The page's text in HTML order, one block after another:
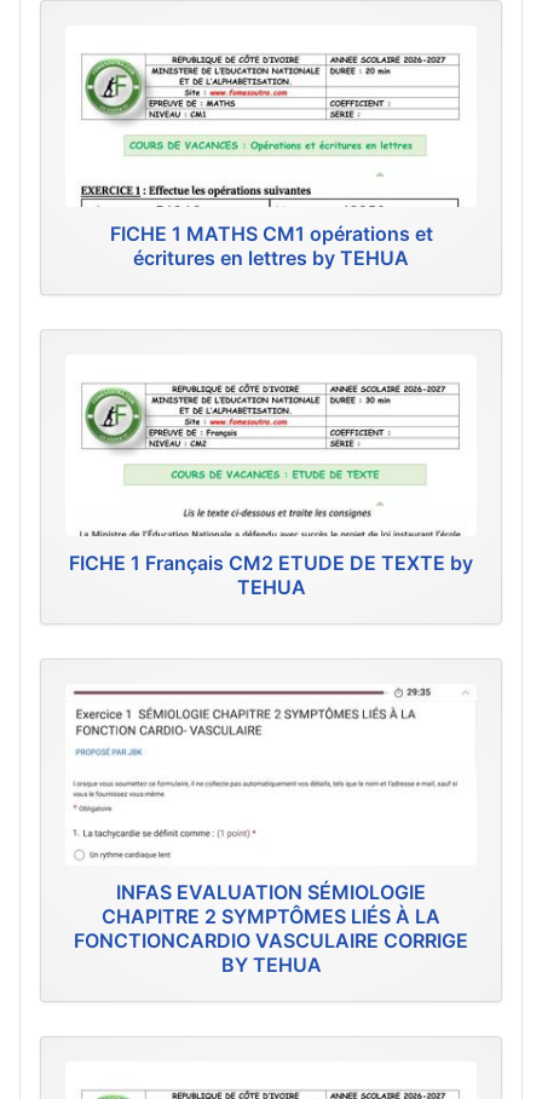
FICHE 1 MATHS CM1 opérations et
écritures en lettres by TEHUA
FICHE 1 Français CM2 ETUDE DE TEXTE by
TEHUA
INFAS EVALUATION SÉMIOLOGIE
CHAPITRE 2 SYMPTÔMES LIÉS À LA
FONCTIONCARDIO VASCULAIRE CORRIGE
BY TEHUA